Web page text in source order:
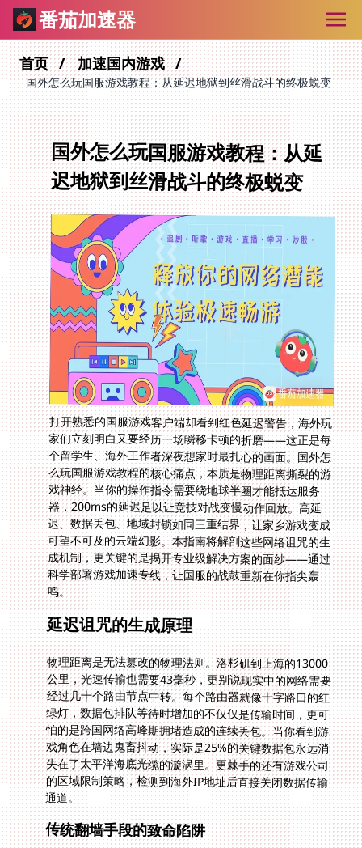
番茄加速器
首页 加速国内游戏
国外怎么玩国服游戏教程：从延迟地狱到丝滑战斗的终极蜕变
国外怎么玩国服游戏教程：从延
迟地狱到丝滑战斗的终极蜕变
打开熟悉的国服游戏客户端却看到红色延迟警告，海外玩
家们立刻明白又要经历一场瞬移卡顿的折磨——这正是每
个留学生、海外工作者深夜想家时最扎心的画面。国外怎
么玩国服游戏教程的核心痛点，本质是物理距离撕裂的游
戏神经。当你的操作指令需要绕地球半圈才能抵达服务
器，200ms的延迟足以让竞技对战变慢动作回放。高延
迟、数据丢包、地域封锁如同三重结界，让家乡游戏变成
可望不可及的云端幻影。本指南将解剖这些网络诅咒的生
成机制，更关键的是揭开专业级解决方案的面纱——通过
科学部署游戏加速专线，让国服的战鼓重新在你指尖轰
鸣。
延迟诅咒的生成原理
物理距离是无法篡改的物理法则。洛杉矶到上海的13000
公里，光速传输也需要43毫秒，更别说现实中的网络需要
经过几十个路由节点中转。每个路由器就像十字路口的红
绿灯，数据包排队等待时增加的不仅仅是传输时间，更可
怕的是跨国网络高峰期拥堵造成的连续丢包。当你看到游
戏角色在墙边鬼畜抖动，实际是25%的关键数据包永远消
失在了太平洋海底光缆的漩涡里。更棘手的还有游戏公司
的区域限制策略，检测到海外IP地址后直接关闭数据传输
通道。
传统翻墙手段的致命陷阱